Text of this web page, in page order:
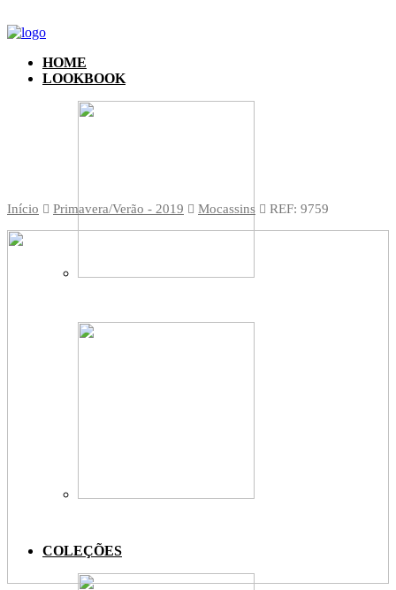
HOME
LOOKBOOK
COLEÇÕES
Início Primavera/Verão - 2019 Mocassins REF: 9759